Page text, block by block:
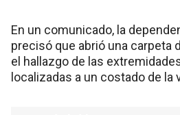
En un comunicado, la
precisó que abrió una carpeta
el hallazgo de las
localizadas a un costado de la